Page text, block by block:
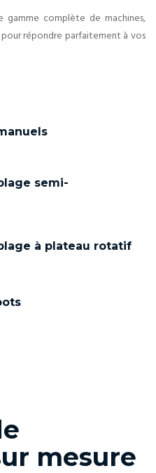
gamme complète de machines,
répondre parfaitement à vos
semi-
à plateau rotatif
mesure